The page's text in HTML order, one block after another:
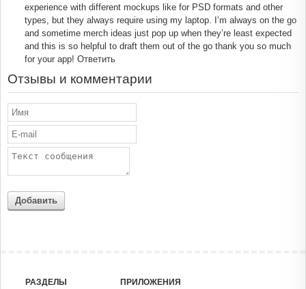
experience with different mockups like for PSD formats and other
types, but they always require using my laptop. I’m always on the go
and sometime merch ideas just pop up when they’re least expected
and this is so helpful to draft them out of the go thank you so much
for your app! Ответить
Отзывы и комментарии
Добавить
РАЗДЕЛЫ ПРИЛОЖЕНИЯ